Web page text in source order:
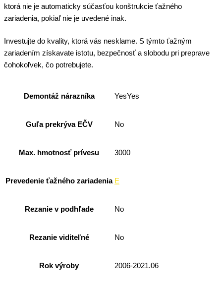
ktorá nie je automaticky súčasťou konštrukcie ťažného
zariadenia, pokiaľ nie je uvedené inak.
Investujte do kvality, ktorá vás nesklame. S týmto ťažným
zariadením získavate istotu, bezpečnosť a slobodu pri preprave
čohokoľvek, čo potrebujete.
Demontáž nárazníka YesYes
Guľa prekrýva EČV No
Max. hmotnosť prívesu 3000
Prevedenie ťažného zariadenia E
Rezanie v podhľade No
Rezanie viditeľné No
Rok výroby 2006-2021.06